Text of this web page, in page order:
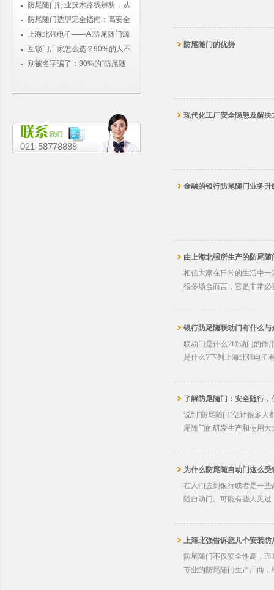
防尾随门行业技术路线辨析：从
物理隔离到智能感知的进化
防尾随门选型完全指南：高安全
场所采购必读
上海北强电子——AI防尾随门源
头厂家，核心技术自主可控
互锁门厂家怎么选？90%的人不
知道：普通互锁门根本防不住尾随
别被名字骗了：90%的“防尾随
真相
021-58778888
防尾随门的优势
现代化工厂安全隐患及解决
金融的银行防尾随门业务升
由上海北强所生产的防尾
相信大家在日常的生活中
很多场合而言，它是非常
银行防尾随联动门有什么与
联动门是什么?联动门的作
是什么?下列上海北强电子
了解防尾随门：安全随行
说到“防尾随门”估计很多
尾随门的研发生产和使用
为什么防尾随自动门这么
在人们去到银行或者是一
随自动门。可能有些人见
上海北强告诉您几个安装
防尾随门不仅安全性高，
专业的防尾随门生产厂商